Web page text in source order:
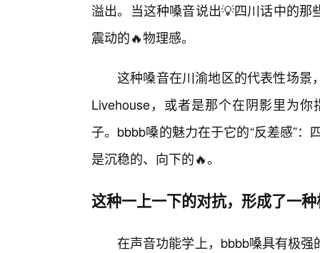
溢出。当这种嗓音说出💡四川话中的
震动的🔥物理感。
这种嗓音在川渝地区的代表性场景
Livehouse，或者是那个在阴影里为
子。bbbb嗓的魅力在于它的“反差感”
是沉稳的、向下的🔥。
这种一上一下的对抗，形成了一
在声音功能学上，bbbb嗓具有极